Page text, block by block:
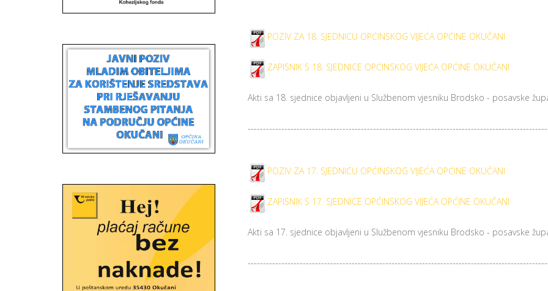
POZIV ZA 18. SJEDNICU OPĆINSKOG VIJEĆA OPĆINE OKUČANI
ZAPISNIK S 18. SJEDNICE OPĆINSKOG VIJEĆA OPĆINE OKUČANI
Akti sa 18. sjednice objavljeni u Službenom vjesniku Brodsko - posavske
POZIV ZA 17. SJEDNICU OPĆINSKOG VIJEĆA OPĆINE OKUČANI
ZAPISNIK S 17. SJEDNICE OPĆINSKOG VIJEĆA OPĆINE OKUČANI
Akti sa 17. sjednice objavljeni u Službenom vjesniku Brodsko - posavske